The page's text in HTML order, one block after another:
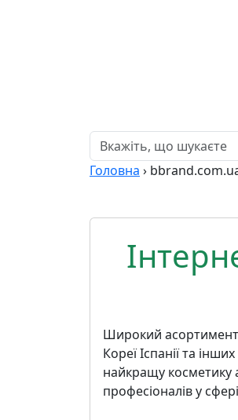
Головна ›
Широкий асортимент
Кореї Іспанії та
найкращу косметику
професіоналів у